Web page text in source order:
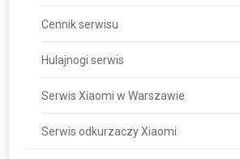
Cennik serwisu
Hulajnogi serwis
Serwis Xiaomi w Warszawie
Serwis odkurzaczy Xiaomi